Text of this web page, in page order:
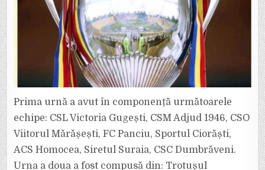
Prima urnă a avut în componență următoarele
echipe: CSL Victoria Gugești, CSM Adjud 1946, CSO
Viitorul Mărășești, FC Panciu, Sportul Ciorăști,
ACS Homocea, Siretul Suraia, CSC Dumbrăveni.
Urna a doua a fost compusă din: Trotușul